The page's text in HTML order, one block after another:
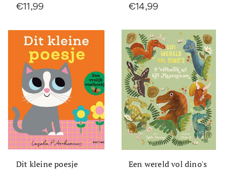
€11,99 €14,99
Dit kleine poesje Een wereld vol dino's